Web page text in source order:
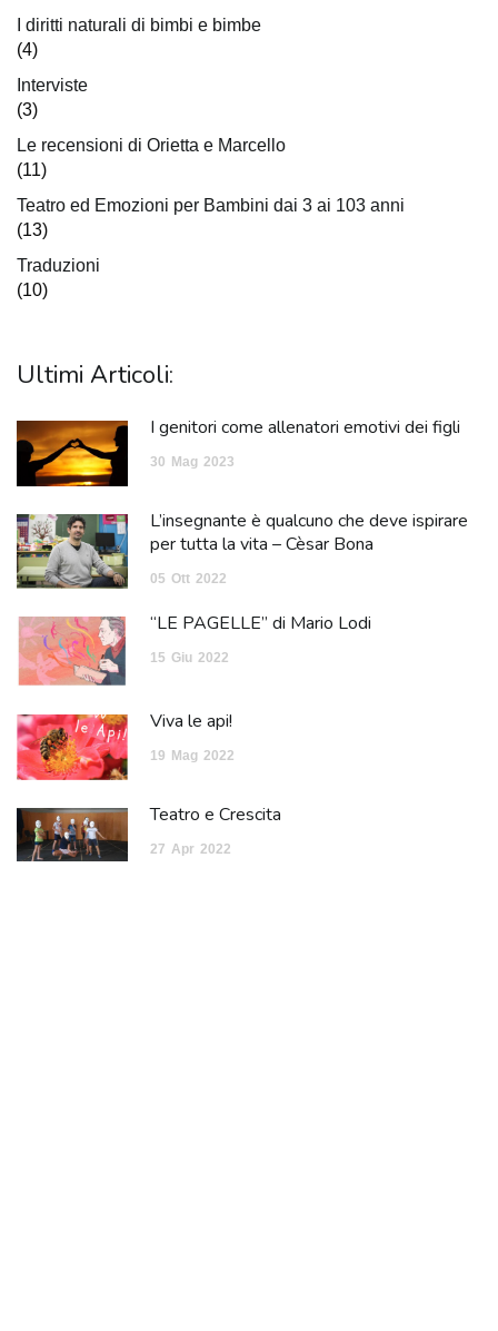
I diritti naturali di bimbi e bimbe
(4)
Interviste
(3)
Le recensioni di Orietta e Marcello
(11)
Teatro ed Emozioni per Bambini dai 3 ai 103 anni
(13)
Traduzioni
(10)
Ultimi Articoli:
I genitori come allenatori emotivi dei figli
30 Mag 2023
L’insegnante è qualcuno che deve ispirare
per tutta la vita – Cèsar Bona
05 Ott 2022
“LE PAGELLE” di Mario Lodi
15 Giu 2022
Viva le api!
19 Mag 2022
Teatro e Crescita
27 Apr 2022